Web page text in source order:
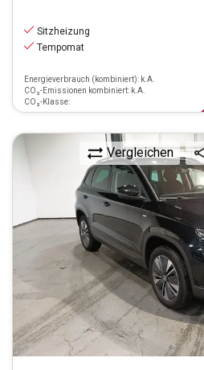
Sitzheizung
Tempomat
Energieverbrauch (kombiniert): k.A.
CO₂-Emissionen kombiniert: k.A.
CO₂-Klasse:
Vergleichen